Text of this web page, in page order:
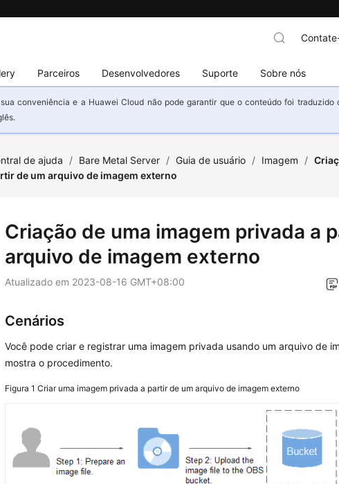
Parceiros Desenvolvedores Suporte Sobre nós
conveniência e a Huawei Cloud não pode garantir que o conteúdo foi
de ajuda / Bare Metal Server / Guia de usuário / Imagem /
de um arquivo de imagem externo
Criação de uma imagem privada a
arquivo de imagem externo
Atualizado em 2023-08-16 GMT+08:00
Cenários
Você pode criar e registrar uma imagem privada usando um arquivo de
mostra o procedimento.
Figura 1Criar uma imagem privada a partir de um arquivo de imagem externo